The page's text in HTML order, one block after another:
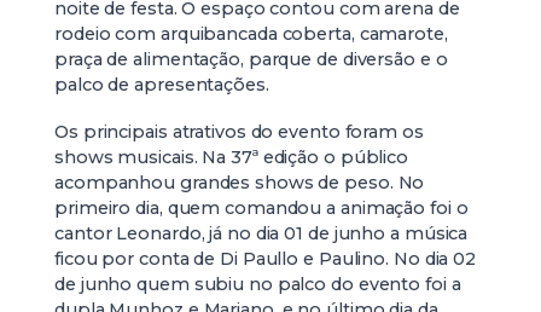
noite de festa. O espaço contou com arena de
rodeio com arquibancada coberta, camarote,
praça de alimentação, parque de diversão e o
palco de apresentações.
Os principais atrativos do evento foram os
shows musicais. Na 37ª edição o público
acompanhou grandes shows de peso. No
primeiro dia, quem comandou a animação foi o
cantor Leonardo, já no dia 01 de junho a música
ficou por conta de Di Paullo e Paulino. No dia 02
de junho quem subiu no palco do evento foi a